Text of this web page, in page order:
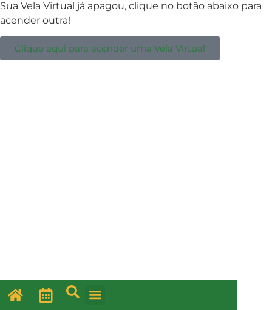
Sua Vela Virtual já apagou, clique no botão abaixo para
acender outra!
Clique aqui para acender uma Vela Virtual